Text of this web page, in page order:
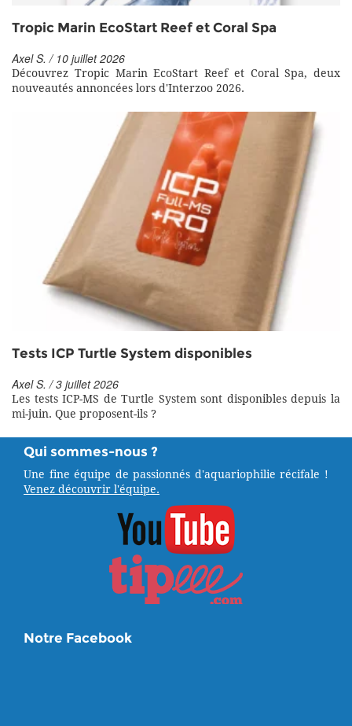
Tropic Marin EcoStart Reef et Coral Spa
Axel S. / 10 juillet 2026
Découvrez Tropic Marin EcoStart Reef et Coral Spa, deux
nouveautés annoncées lors d'Interzoo 2026.
Tests ICP Turtle System disponibles
Axel S. / 3 juillet 2026
Les tests ICP-MS de Turtle System sont disponibles depuis la
mi-juin. Que proposent-ils ?
Qui sommes-nous ?
Une fine équipe de passionnés d'aquariophilie récifale !
Venez découvrir l'équipe.
Notre Facebook